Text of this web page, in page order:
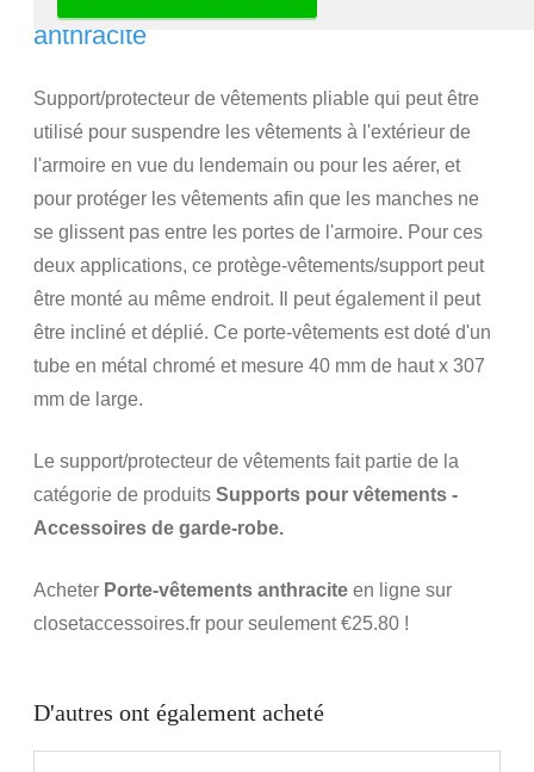
anthracite
Support/protecteur de vêtements pliable qui peut être
utilisé pour suspendre les vêtements à l'extérieur de
l'armoire en vue du lendemain ou pour les aérer, et
pour protéger les vêtements afin que les manches ne
se glissent pas entre les portes de l'armoire. Pour ces
deux applications, ce protège-vêtements/support peut
être monté au même endroit. Il peut également il peut
être incliné et déplié. Ce porte-vêtements est doté d'un
tube en métal chromé et mesure 40 mm de haut x 307
mm de large.
Le support/protecteur de vêtements fait partie de la
catégorie de produits Supports pour vêtements -
Accessoires de garde-robe.
Acheter Porte-vêtements anthracite en ligne sur
closetaccessoires.fr pour seulement €25.80 !
D'autres ont également acheté